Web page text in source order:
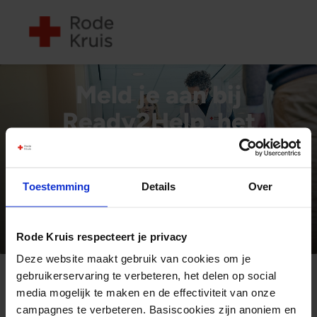
Toestemming Details Over
Rode Kruis respecteert je privacy
Deze website maakt gebruik van cookies om je
gebruikerservaring te verbeteren, het delen op social
media mogelijk te maken en de effectiviteit van onze
campagnes te verbeteren. Basiscookies zijn anoniem en
Meld je aan bij
Ready2Help, het
burgerhelpnetwerk van
het Rode Kruis
Tienduizenden
mensen staan